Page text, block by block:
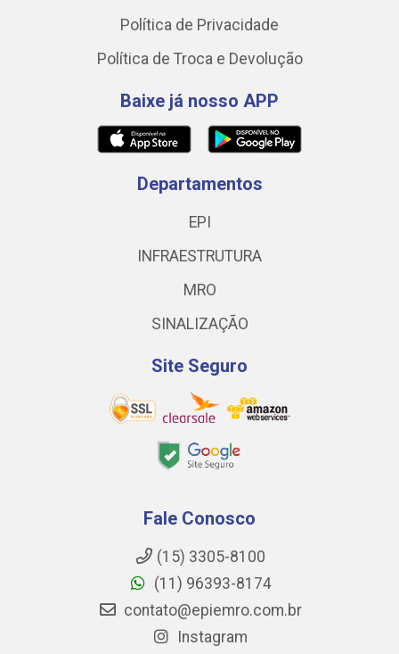
Política de Privacidade
Política de Troca e Devolução
Baixe já nosso APP
Departamentos
EPI
INFRAESTRUTURA
MRO
SINALIZAÇÃO
Site Seguro
Fale Conosco
(15) 3305-8100
(11) 96393-8174
contato@epiemro.com.br
Instagram